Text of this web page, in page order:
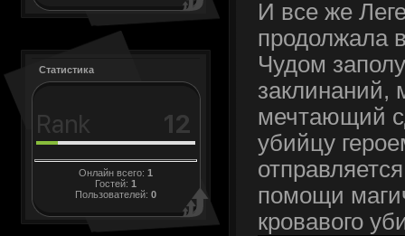
Статистика
Онлайн всего: 1
Гостей: 1
Пользователей: 0
И все же
продолжала
Чудом
заклинаний,
мечтающий
убийцу
помощи
кровавого